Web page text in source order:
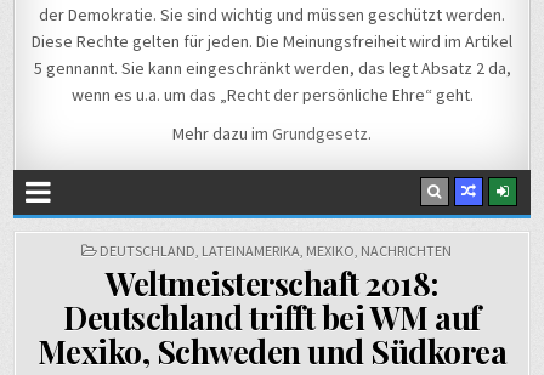
der Demokratie. Sie sind wichtig und müssen geschützt werden.
Diese Rechte gelten für jeden. Die Meinungsfreiheit wird im Artikel
5 gennannt. Sie kann eingeschränkt werden, das legt Absatz 2 da,
wenn es u.a. um das „Recht der persönliche Ehre“ geht.
Mehr dazu im Grundgesetz.
POSTED
DEUTSCHLAND, LATEINAMERIKA, MEXIKO, NACHRICHTEN
Weltmeisterschaft 2018:
Deutschland trifft bei WM auf
Mexiko, Schweden und Südkorea